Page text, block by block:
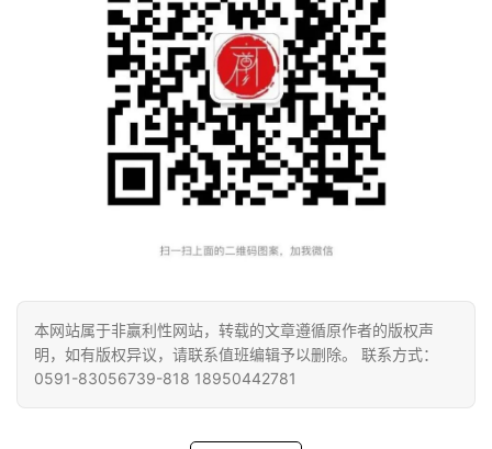
本网站属于非赢利性网站，转载的文章遵循原作者的版权声
明，如有版权异议，请联系值班编辑予以删除。 联系方式：
0591-83056739-818 18950442781